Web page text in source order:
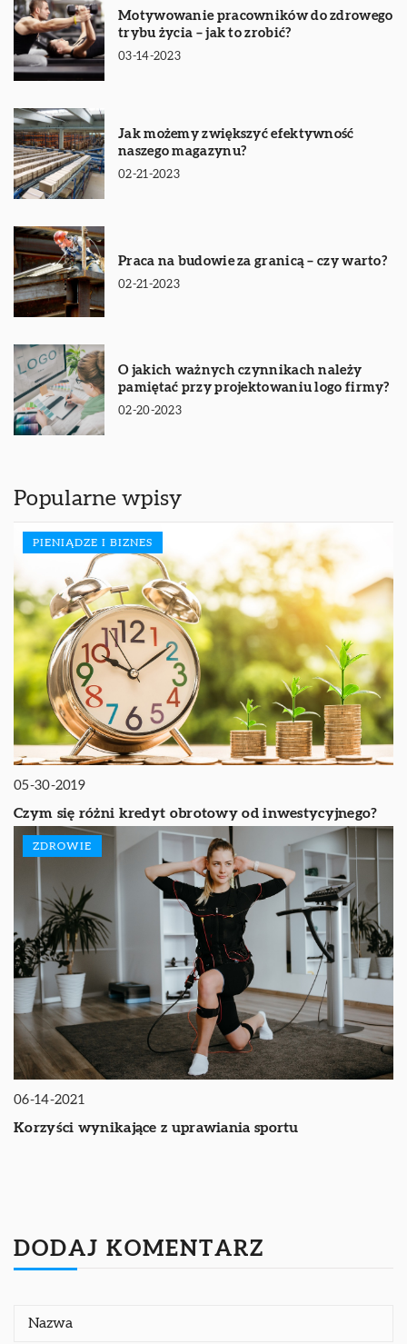
Motywowanie pracowników do zdrowego
trybu życia – jak to zrobić?
03-14-2023
Jak możemy zwiększyć efektywność
naszego magazynu?
02-21-2023
Praca na budowie za granicą – czy warto?
02-21-2023
O jakich ważnych czynnikach należy
pamiętać przy projektowaniu logo firmy?
02-20-2023
Popularne wpisy
PIENIĄDZE I BIZNES
05-30-2019
Czym się różni kredyt obrotowy od inwestycyjnego?
ZDROWIE
06-14-2021
Korzyści wynikające z uprawiania sportu
DODAJ KOMENTARZ